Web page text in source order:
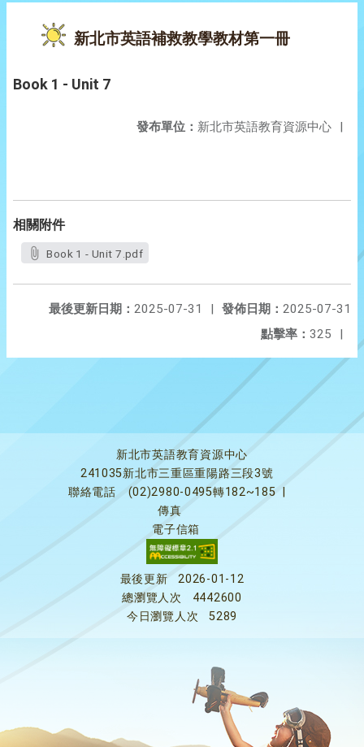
新北市英語補救教學教材第一冊
Book 1 - Unit 7
發布單位： 新北市英語教育資源中心 |
相關附件
Book 1 - Unit 7.pdf
發佈日期： 2025-07-31
最後更新日期： 2025-07-31
|
點擊率： 325 |
新北市英語教育資源中心
241035新北市三重區重陽路三段3號
聯絡電話
(02)2980-0495轉182~185
傳真
電子信箱
最後更新
2026-01-12
總瀏覽人次
4442600
今日瀏覽人次
5289